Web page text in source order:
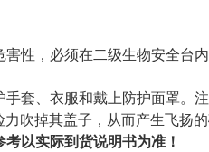
性，必须在二级生物安全
套、衣服和戴上防护面罩
吹掉其盖子，从而产生飞扬的
以实际到货说明书为准！